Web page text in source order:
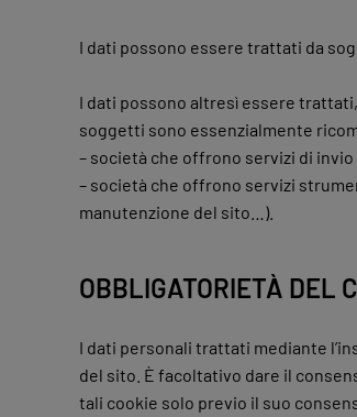
I dati possono essere trattati da
I dati possono altresì essere
soggetti sono essenzialmente
– società che offrono servizi di
– società che offrono servizi
manutenzione del sito…).
OBBLIGATORIETÀ DEL
I dati personali trattati mediante
del sito. È facoltativo dare il
tali cookie solo previo il suo